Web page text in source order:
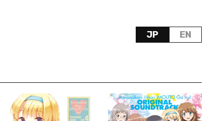
JP EN